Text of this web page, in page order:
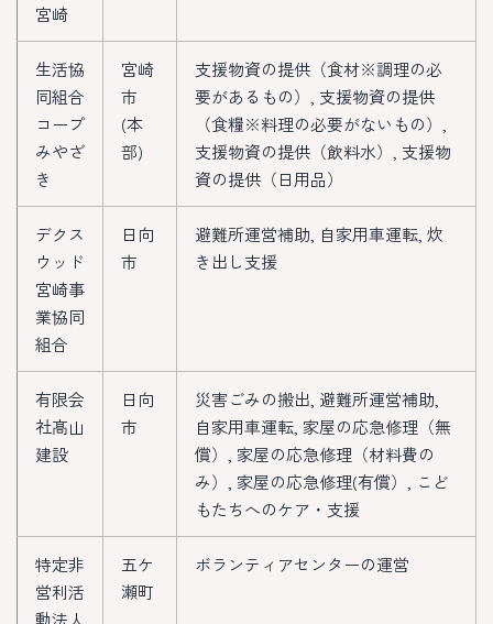
宮崎
生活協
同組合
コープ
みやざ
き
宮崎
市
(本
部)
支援物資の提供（食材※調理の必
要があるもの）, 支援物資の提供
（食糧※料理の必要がないもの）,
支援物資の提供（飲料水）, 支援物
資の提供（日用品）
デクス
ウッド
宮崎事
業協同
組合
日向
市
避難所運営補助, 自家用車運転, 炊
き出し支援
有限会
社髙山
建設
日向
市
災害ごみの搬出, 避難所運営補助,
自家用車運転, 家屋の応急修理（無
償）, 家屋の応急修理（材料費の
み）, 家屋の応急修理(有償）, こど
もたちへのケア・支援
特定非
営利活
動法人
五ケ
瀬町
ボランティアセンターの運営